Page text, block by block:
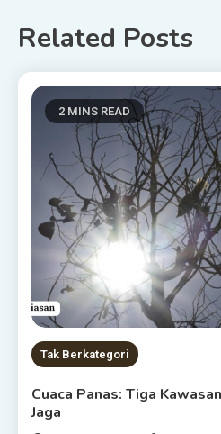
Related Posts
2 MINS READ
Tak Berkategori
Cuaca Panas: Tiga
Jaga